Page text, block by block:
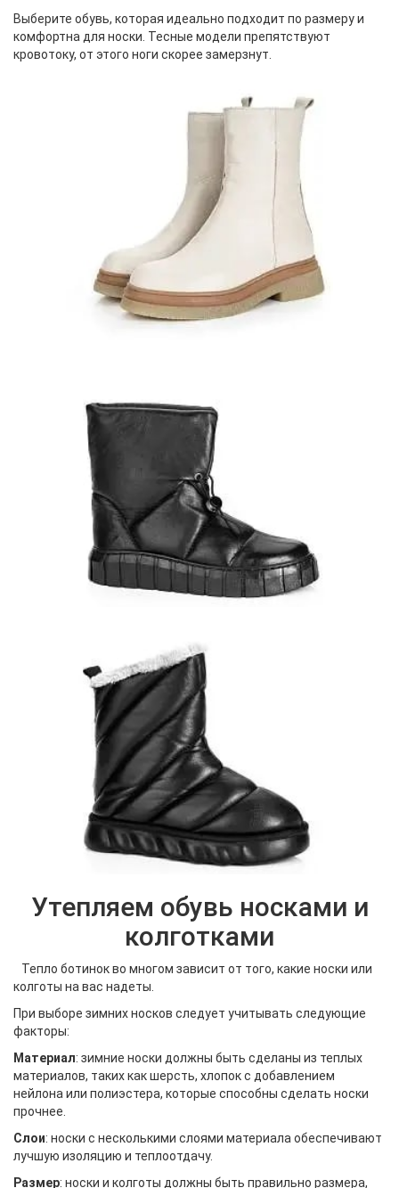
Выберите обувь, которая идеально подходит по размеру и
комфортна для носки. Тесные модели препятствуют
кровотоку, от этого ноги скорее замерзнут.
Утепляем обувь носками и
колготками
Тепло ботинок во многом зависит от того, какие носки или
колготы на вас надеты.
При выборе зимних носков следует учитывать следующие
факторы:
Материал: зимние носки должны быть сделаны из теплых
материалов, таких как шерсть, хлопок с добавлением
нейлона или полиэстера, которые способны сделать носки
прочнее.
Слои: носки с несколькими слоями материала обеспечивают
лучшую изоляцию и теплоотдачу.
Размер: носки и колготы должны быть правильно размера,